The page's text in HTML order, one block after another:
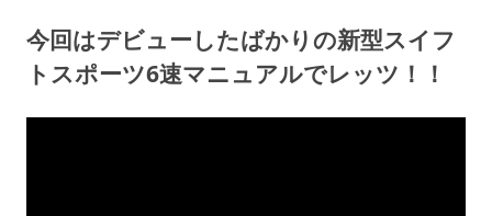
今回はデビューしたばかりの新型スイフ
トスポーツ6速マニュアルでレッツ！！